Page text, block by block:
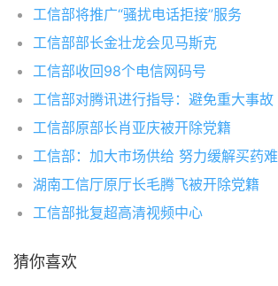
工信部将推广“骚扰电话拒接”服务
工信部部长金壮龙会见马斯克
工信部收回98个电信网码号
工信部对腾讯进行指导：避免重大事故
工信部原部长肖亚庆被开除党籍
工信部：加大市场供给 努力缓解买药难
湖南工信厅原厅长毛腾飞被开除党籍
工信部批复超高清视频中心
猜你喜欢